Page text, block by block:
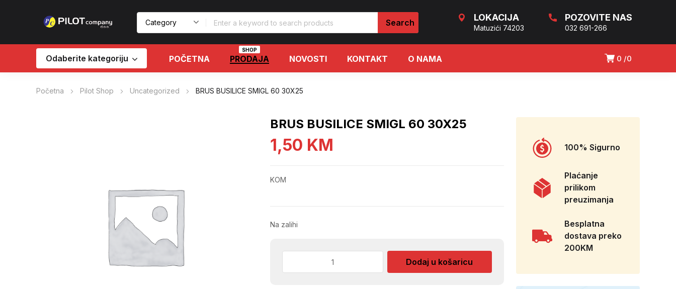
LOKACIJA
Matuzići 74203
POZOVITE NAS
032 691-266
0 0
Odaberite kategoriju POČETNA PRODAJA
SHOP
NOVOSTI KONTAKT O NAMA
Početna Pilot Shop Uncategorized BRUS BUSILICE SMIGL 60 30X25
BRUS BUSILICE SMIGL 60 30X25
1,50 KM
KOM
Na zalihi
Dodaj u košaricu
100% Sigurno
Plaćanje
prilikom
preuzimanja
Besplatna
dostava preko
200KM